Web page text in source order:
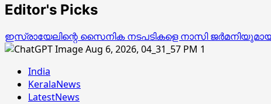
Editor's Picks
ഇസ്രായേലിന്റെ സൈനിക നടപടികളെ നാസി
1
India
KeralaNews
LatestNews